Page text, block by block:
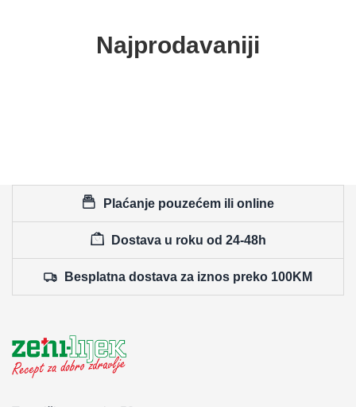
Najprodavaniji
Plaćanje pouzećem ili online
Dostava u roku od 24-48h
Besplatna dostava za iznos preko 100KM